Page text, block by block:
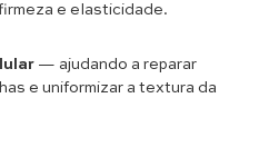
e elasticidade.
— ajudando a reparar
e uniformizar a textura da